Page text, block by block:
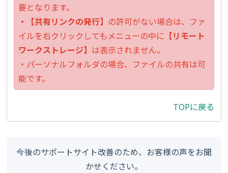
要となります。
・【共有リンクの発行】 の許可がない場合は、ファ
イルを右クリックしてもメニューの中に 【リモート
ワークストレージ】 は表示されません。
・パーソナルフォルダの場合、ファイルの共有は可
能です。
TOPに戻る
今後のサポートサイト改善のため、お客様の声をお聞
かせください。